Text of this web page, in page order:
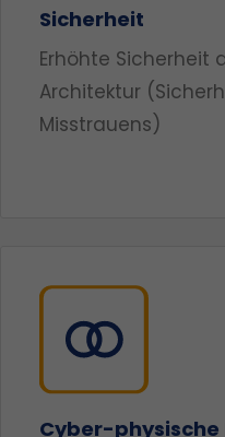
Sicherheit
Erhöhte Sicherheit
Architektur
Misstrauens)
Cyber-physische